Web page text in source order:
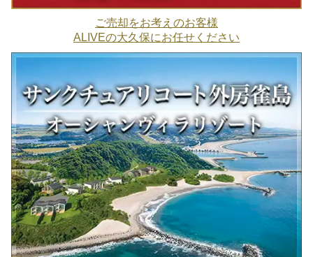
ご売却をお考えのお客様
ALIVEの大久保にお任せください